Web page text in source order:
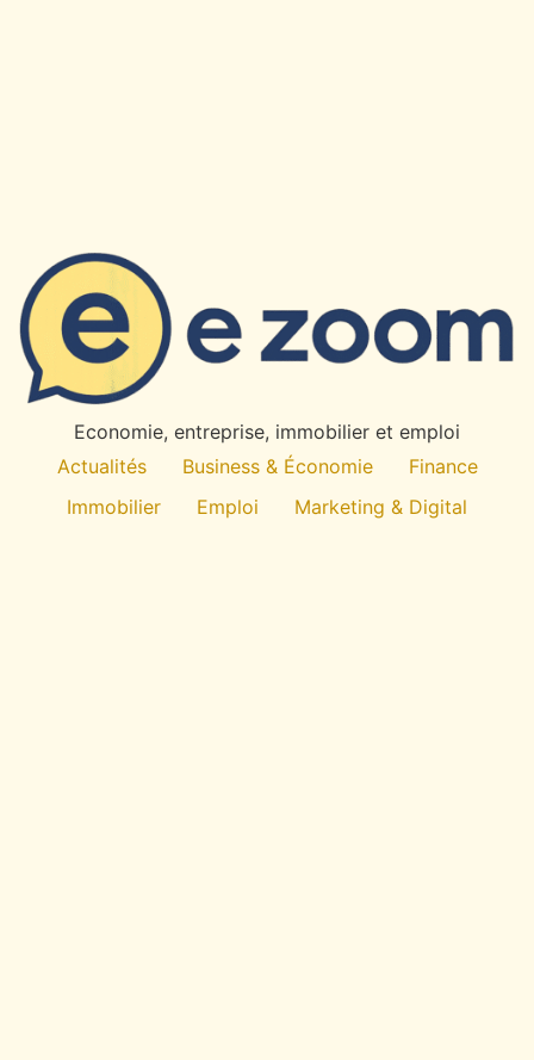
Economie, entreprise, immobilier et emploi
Actualités
Business & Économie
Finance
Immobilier
Emploi
Marketing & Digital